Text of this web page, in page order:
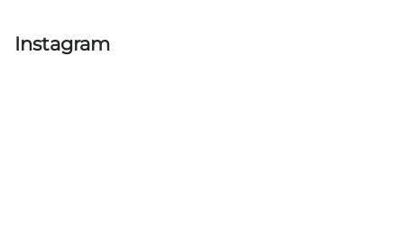
Instagram